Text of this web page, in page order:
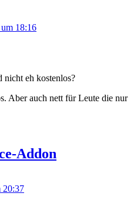
18:16
nicht eh kostenlos?
Aber auch nett für Leute die nur
Addon
20:37